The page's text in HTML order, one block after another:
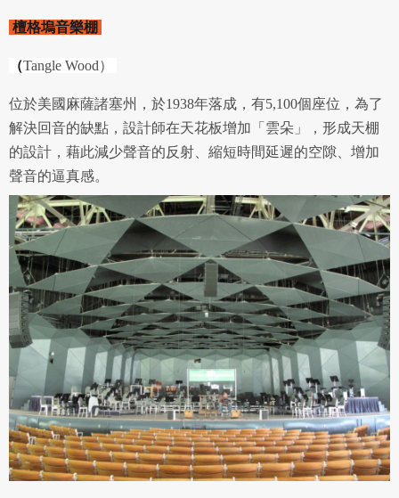
檀格塢音樂棚
（Tangle Wood）
位於美國麻薩諸塞州，於1938年落成，有5,100個座位，為了
解決回音的缺點，設計師在天花板增加「雲朵」，形成天棚
的設計，藉此減少聲音的反射、縮短時間延遲的空隙、增加
聲音的逼真感。
支出（包括律師費用）、損害及損失。
六、終止
本合約。
本合約終止後，會員不得對吉寶系統公司主張任何費用、補
償或賠償。
七、合意管轄
雙方合意專以臺灣臺北地方法院為第一審管轄法
院。